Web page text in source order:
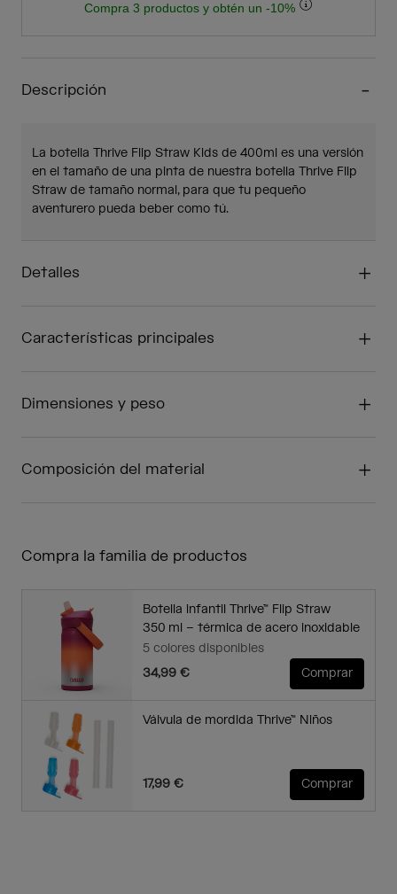
Compra 3 productos y obtén un -10%
Descripción
La botella Thrive Flip Straw Kids de 400ml es una versión
en el tamaño de una pinta de nuestra botella Thrive Flip
Straw de tamaño normal, para que tu pequeño
aventurero pueda beber como tú.
Detalles
Características principales
Dimensiones y peso
Composición del material
Compra la familia de productos
Botella infantil Thrive™ Flip Straw
350 ml – térmica de acero inoxidable
5 colores disponibles
34,99 €
Comprar
Válvula de mordida Thrive™ Niños
17,99 € Comprar